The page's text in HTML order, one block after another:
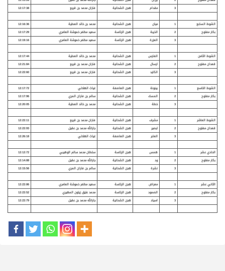
3
مقدام هجن الشحانية فاران محمد بن قريع 12:17:38
الشوط السابع 1 ميان هجن الشحانية محمد بن خالد العطية
12:16:36
بكار مفتوح
2 الذيبة هجن الرئاسة سعيد مظفر خموشة العامري
12:17:29
3
العزرة هجن الرئاسة سعيد مظفر خموشة العامري 12:19:16
الشوط الثامن 1 الفارس هجن الشحانية محمد بن خالد العطية
12:17:44
قعدان مفتوح
2 ارسال هجن الشحانية فاران محمد بن قريع
12:21:84
3
الكايد هجن الشحانية فاران محمد بن قريع 12:22:60
الشوطالتاسع 1 بينونة هجن العاصفة غياث الهلالي
12:17:72
بكار مفتوح
2 المسك هجن الشحانية سالم بن فاران المري
12:17:96
3
خطة هجن الشحانية محمد بن خالد العطية 12:20:05
الشوط العاشر 1 مشرف هجن الشحانية فاران محمد بن قريع
12:22:11
قعدان مفتوح
2 لبصير هجن الشحانية جارالله محمد بن عقيل
12:22:93
3
العابر هجن العاصفة غياث الهلالي 12:26:18
الحادي عشر 1 همس هجن الرئاسة سلطان محمد سالم الوهيبي
12:12:72
بكار مفتوح
2 ود هجن الشحانية جارالله محمد بن عقيل
12:14:88
3
نشرة هجن الشحانية سالم بن فاران المري 12:15:56
الثاني عشر 1 معراض هجن الرئاسة سعيد مظفر خموشة العامري
12:22:86
بكار مفتوح
2 الصمود هجن الرئاسة محمد عتيق زيتون المهيري
12:22:52
3
اسياد هجن الشحانية جارالله محمد بن عقيل 12:22:79